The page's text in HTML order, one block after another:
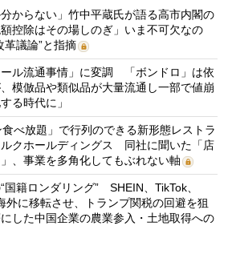
分からない」竹中平蔵氏が語る高市内閣の
控除はその場しのぎ」いま不可欠なの
革議論”と指摘
ル流通事情」に変調 「ボンドロ」は依
模倣品や類似品が大量流通し一部で値崩
る時代に」
食べ放題」で行列のできる新形態レストラ
ルクホールディングス 同社に聞いた「店
、事業を多角化してもぶれない軸
国籍ロンダリング” SHEIN、TikTok、
に移転させ、トランプ関税の回避を狙
した中国企業の農業参入・土地取得への